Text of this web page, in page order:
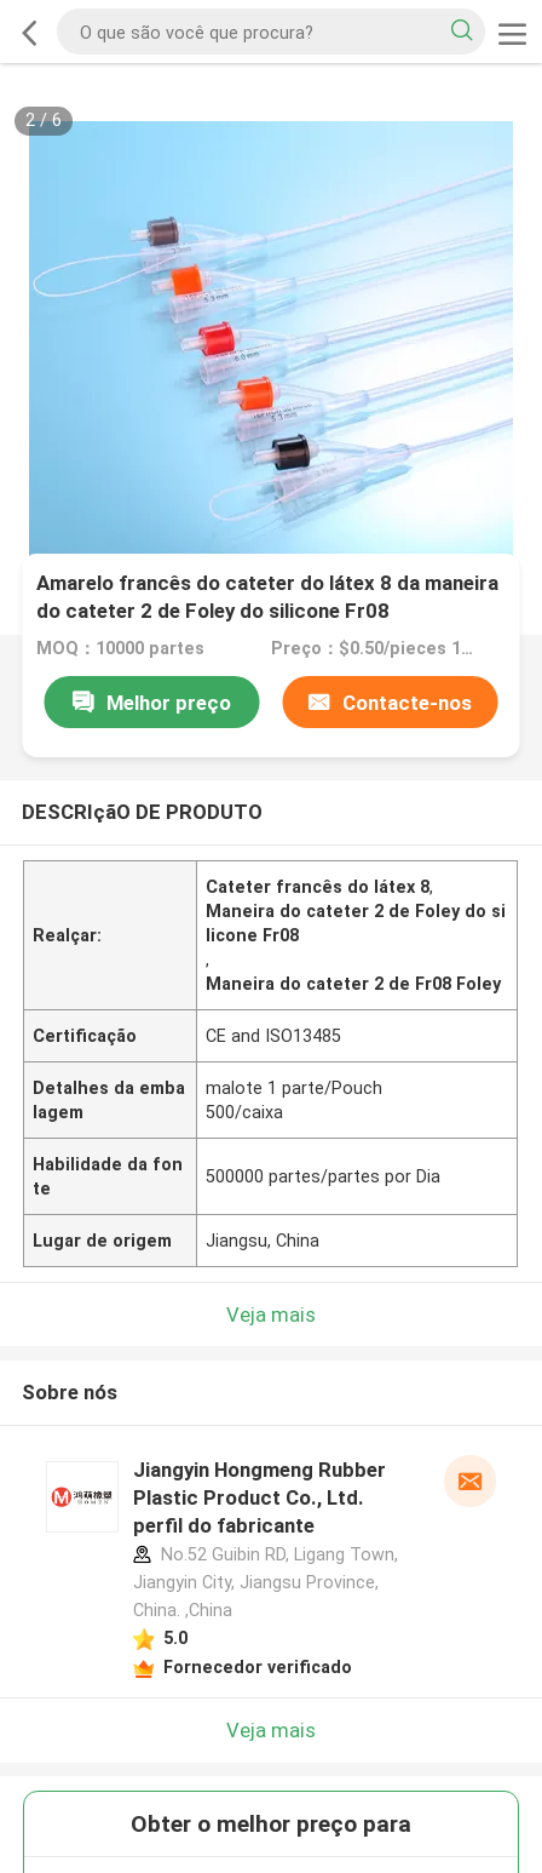
2/6
Amarelo francês do cateter do látex 8 da maneira
do cateter 2 de Foley do silicone Fr08
MOQ：10000 partes Preço：$0.50/pieces 10000-49999 pieces
Melhor preço Contacte-nos
DESCRIçãO DE PRODUTO
Realçar:
Cateter francês do látex 8,
Maneira do cateter 2 de Foley do si
licone Fr08
,
Maneira do cateter 2 de Fr08 Foley
Certificação CE and ISO13485
Detalhes da emba
lagem
malote 1 parte/Pouch
500/caixa
Habilidade da fon
te
500000 partes/partes por Dia
Lugar de origem Jiangsu, China
Veja mais
Sobre nós
Jiangyin Hongmeng Rubber
Plastic Product Co., Ltd.
perfil do fabricante
No.52 Guibin RD, Ligang Town,
Jiangyin City, Jiangsu Province,
China. ,China
5.0
Fornecedor verificado
Veja mais
Obter o melhor preço para